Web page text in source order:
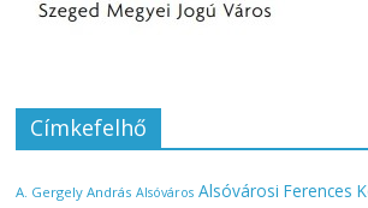
Címkefelhő
A. Gergely András Alsóváros Alsóvárosi Ferences